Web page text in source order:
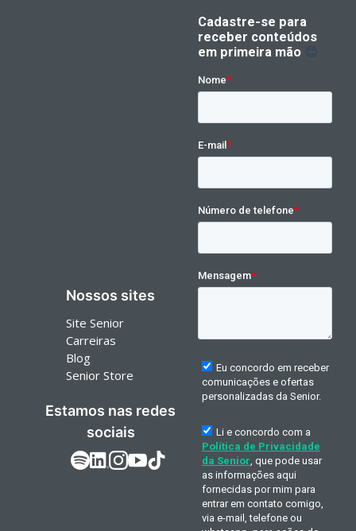
Nossos sites
Site Senior
Carreiras
Blog
Senior Store
Estamos nas redes
sociais